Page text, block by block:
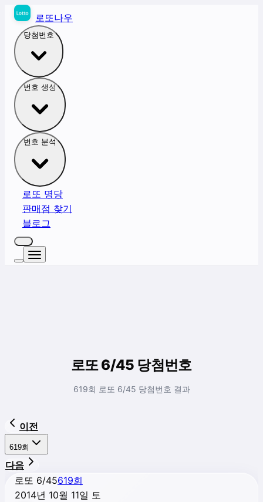
로또나우
당첨번호
번호 생성
번호 분석
로또 명당
판매점 찾기
블로그
로또 6/45 당첨번호
619회 로또 6/45 당첨번호 결과
이전
619회
다음
로또 6/45619회
2014년 10월 11일 토